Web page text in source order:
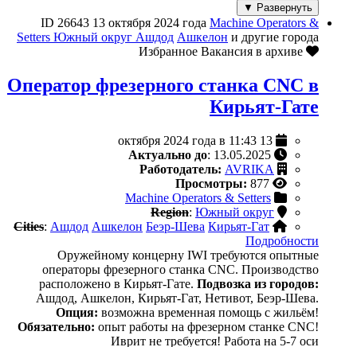
Развернуть ▼
ID 26643 13 октября 2024 года Machine Operators &
Setters Южный округ Ашдод Ашкелон и другие города
Вакансия в архиве
Оператор фрезерного станка CNC в
Кирьят-Гате
Актуально до: 13.05.2025
Работодатель: AVRIKA
Просмотры: 877
Machine Operators & Setters
Region: Южный округ
Cities: Ашдод Ашкелон Беэр-Шева Кирьят-Гат
Подробности
Оружейному концерну IWI требуются опытные
операторы фрезерного станка CNC. Производство
расположено в Кирьят-Гате. Подвозка из городов:
Ашдод, Ашкелон, Кирьят-Гат, Нетивот, Беэр-Шева.
Опция: возможна временная помощь с жильём!
Обязательно: опыт работы на фрезерном станке CNC!
Иврит не требуется! Работа на 5-7 оси